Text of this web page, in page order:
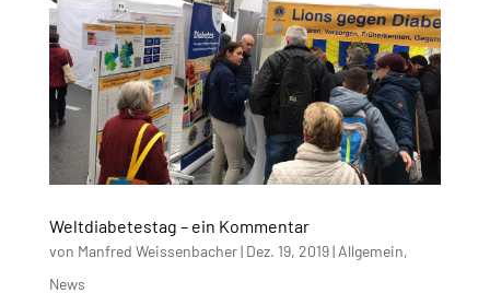
Weltdiabetestag – ein Kommentar
von Manfred Weissenbacher| Dez. 19, 2019| Allgemein,
News